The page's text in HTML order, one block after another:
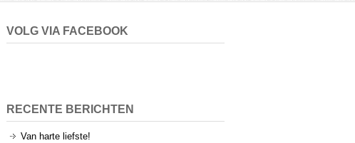
VOLG VIA FACEBOOK
RECENTE BERICHTEN
Van harte liefste!